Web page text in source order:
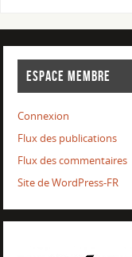
ESPACE MEMBRE
Connexion
Flux des publications
Flux des commentaires
Site de WordPress-FR